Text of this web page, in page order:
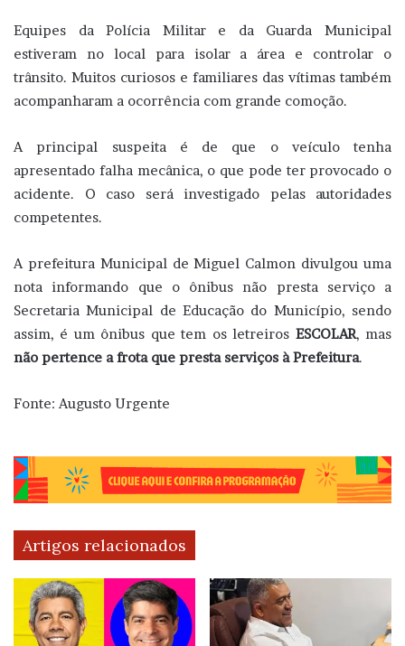
Equipes da Polícia Militar e da Guarda Municipal
estiveram no local para isolar a área e controlar o
trânsito. Muitos curiosos e familiares das vítimas também
acompanharam a ocorrência com grande comoção.
A principal suspeita é de que o veículo tenha
apresentado falha mecânica, o que pode ter provocado o
acidente. O caso será investigado pelas autoridades
competentes.
A prefeitura Municipal de Miguel Calmon divulgou uma
nota informando que o ônibus não presta serviço a
Secretaria Municipal de Educação do Município, sendo
assim, é um ônibus que tem os letreiros ESCOLAR, mas
não pertence a frota que presta serviços à Prefeitura.
Fonte: Augusto Urgente
Artigos relacionados